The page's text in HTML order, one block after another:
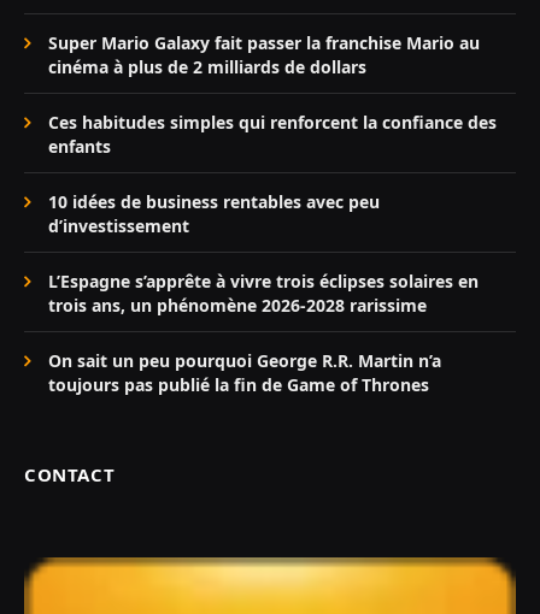
Super Mario Galaxy fait passer la franchise Mario au
cinéma à plus de 2 milliards de dollars
Ces habitudes simples qui renforcent la confiance des
enfants
10 idées de business rentables avec peu
d’investissement
L’Espagne s’apprête à vivre trois éclipses solaires en
trois ans, un phénomène 2026-2028 rarissime
On sait un peu pourquoi George R.R. Martin n’a
toujours pas publié la fin de Game of Thrones
CONTACT